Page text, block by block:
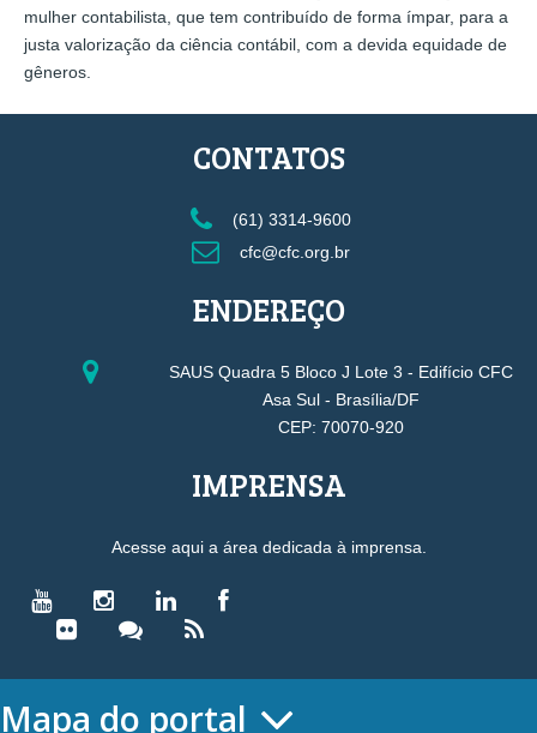
mulher contabilista, que tem contribuído de forma ímpar, para a
justa valorização da ciência contábil, com a devida equidade de
gêneros.
CONTATOS
(61) 3314-9600
cfc@cfc.org.br
ENDEREÇO
SAUS Quadra 5 Bloco J Lote 3 - Edifício CFC
Asa Sul - Brasília/DF
CEP: 70070-920
IMPRENSA
Acesse aqui a área dedicada à imprensa.
Mapa do portal